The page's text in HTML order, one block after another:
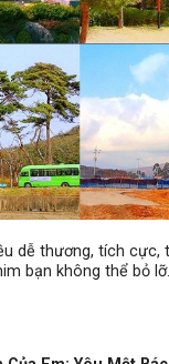
dễ thương, tích cực,
bạn không thể bỏ